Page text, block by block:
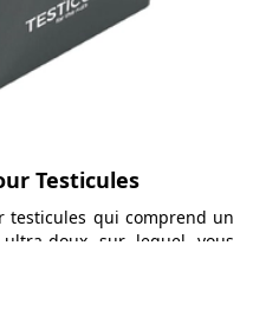
Testicules
testicules qui comprend un
doux sur lequel vous